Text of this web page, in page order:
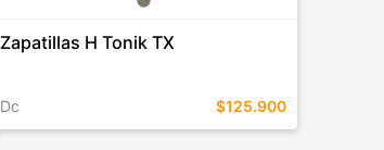
Zapatillas H Tonik TX
Dc $125.900